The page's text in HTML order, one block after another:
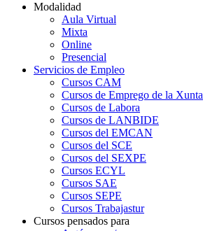
Modalidad
Aula Virtual
Mixta
Online
Presencial
Servicios de Empleo
Cursos CAM
Cursos de Emprego de la Xunta
Cursos de Labora
Cursos de LANBIDE
Cursos del EMCAN
Cursos del SCE
Cursos del SEXPE
Cursos ECYL
Cursos SAE
Cursos SEPE
Cursos Trabajastur
Cursos pensados para